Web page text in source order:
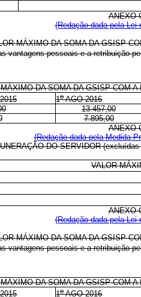
ANEXO
(Redação dada pela Lei
MÁXIMO DA SOMA DA GSISP
vantagens pessoais e a retribuição
DA SOMA DA GSISP COM
1oAGO 2016
13.457,00
7.895,00
ANEXO
(Redação dada pela Medida
DO SERVIDOR
VALOR
ANEXO
(Redação dada pela Lei
MÁXIMO DA SOMA DA GSISP
vantagens pessoais e a retribuição
DA SOMA DA GSISP COM
1oAGO 2016